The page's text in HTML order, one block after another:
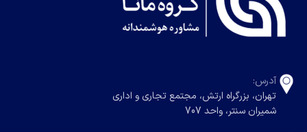
آدرس:
تهران، بزرگراه ارتش، مجتمع تجاری و اداری
شمیران سنتر، واحد 707